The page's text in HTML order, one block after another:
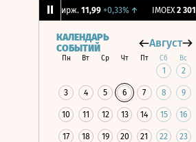
CNY Бирж. 11,99 +0,33%↑ IMOEX 2
КАЛЕНДАРЬ
СОБЫТИЙ
Август
Пн Вт Ср Чт Пт Сб Вс
1 2
3 4 5 6 7 8 9
10 11 12 13 14 15 16
17 18 19 20 21 22 23